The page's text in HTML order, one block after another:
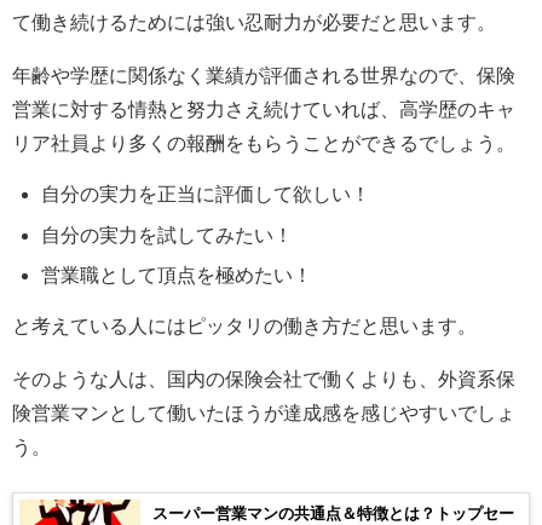
て働き続けるためには強い忍耐力が必要だと思います。
年齢や学歴に関係なく業績が評価される世界なので、保険
営業に対する情熱と努力さえ続けていれば、高学歴のキャ
リア社員より多くの報酬をもらうことができるでしょう。
自分の実力を正当に評価して欲しい！
自分の実力を試してみたい！
営業職として頂点を極めたい！
と考えている人にはピッタリの働き方だと思います。
そのような人は、国内の保険会社で働くよりも、外資系保
険営業マンとして働いたほうが達成感を感じやすいでしょ
う。
スーパー営業マンの共通点＆特徴とは？トップセー